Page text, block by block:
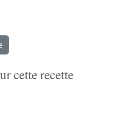
cette recette